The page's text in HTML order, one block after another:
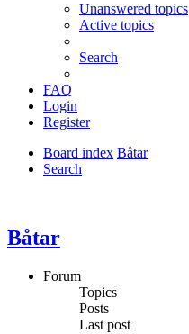
Unanswered topics
Active topics
Search
FAQ
Login
Register
Board index Båtar
Search
Båtar
Forum
Topics
Posts
Last post